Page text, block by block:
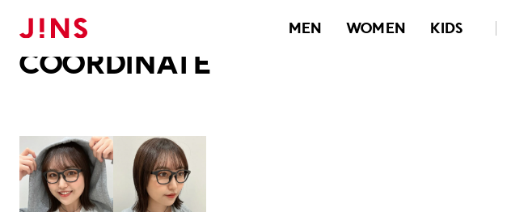
MEN WOMEN KIDS
メガネのJINS TOP
COORDINATE